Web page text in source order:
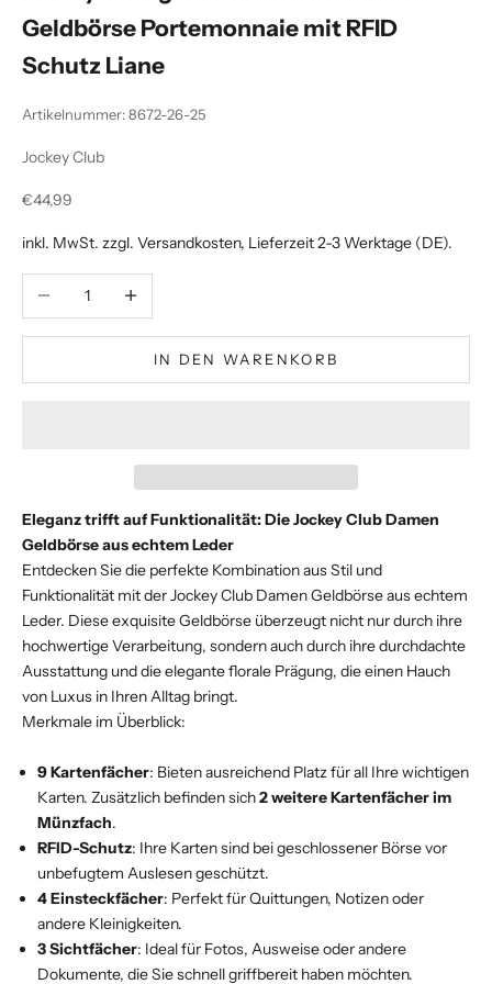
Geldbörse Portemonnaie mit RFID
Schutz Liane
Artikelnummer: 8672-26-25
Jockey Club
Angebot
€44,99
inkl. MwSt. zzgl. Versandkosten, Lieferzeit 2-3 Werktage (DE).
Anzahl verringernAnzahl erhöhen
IN DEN WARENKORB
Eleganz trifft auf Funktionalität: Die Jockey Club Damen
Geldbörse aus echtem Leder
Entdecken Sie die perfekte Kombination aus Stil und
Funktionalität mit der Jockey Club Damen Geldbörse aus echtem
Leder. Diese exquisite Geldbörse überzeugt nicht nur durch ihre
hochwertige Verarbeitung, sondern auch durch ihre durchdachte
Ausstattung und die elegante florale Prägung, die einen Hauch
von Luxus in Ihren Alltag bringt.
Merkmale im Überblick:
9 Kartenfächer: Bieten ausreichend Platz für all Ihre wichtigen
Karten. Zusätzlich befinden sich2 weitere Kartenfächer im
Münzfach.
RFID-Schutz: Ihre Karten sind bei geschlossener Börse vor
unbefugtem Auslesen geschützt.
4 Einsteckfächer: Perfekt für Quittungen, Notizen oder
andere Kleinigkeiten.
3 Sichtfächer: Ideal für Fotos, Ausweise oder andere
Dokumente, die Sie schnell griffbereit haben möchten.